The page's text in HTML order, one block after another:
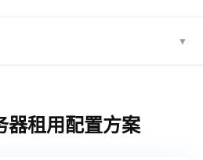
▼
器租用配置方案